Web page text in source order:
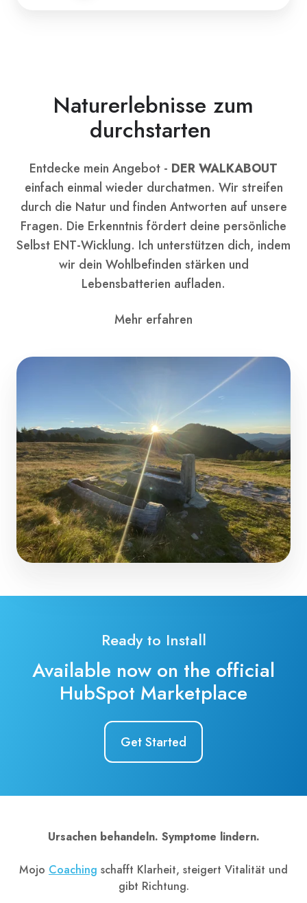
Naturerlebnisse zum
durchstarten
Entdecke mein Angebot - DER WALKABOUT
einfach einmal wieder durchatmen. Wir streifen
durch die Natur und finden Antworten auf unsere
Fragen. Die Erkenntnis fördert deine persönliche
Selbst ENT-Wicklung. Ich unterstützen dich, indem
wir dein Wohlbefinden stärken und
Lebensbatterien aufladen.
Mehr erfahren
Ready to Install
Available now on the official
HubSpot Marketplace
Get Started
Ursachen behandeln. Symptome lindern.
Mojo Coaching schafft Klarheit, steigert Vitalität und
gibt Richtung.